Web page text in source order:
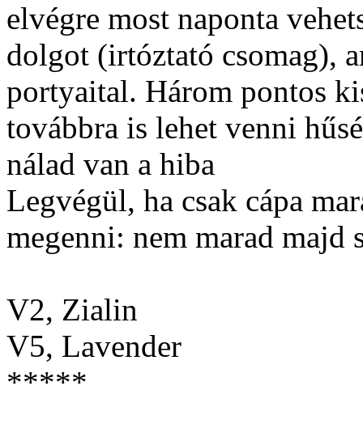
elvégre most naponta
dolgot (irtóztató csomag),
portyaital. Három pontos
továbbra is lehet venni
nálad van a hiba
Legvégül, ha csak cápa
megenni: nem marad majd
V2, Zialin
V5, Lavender
*****